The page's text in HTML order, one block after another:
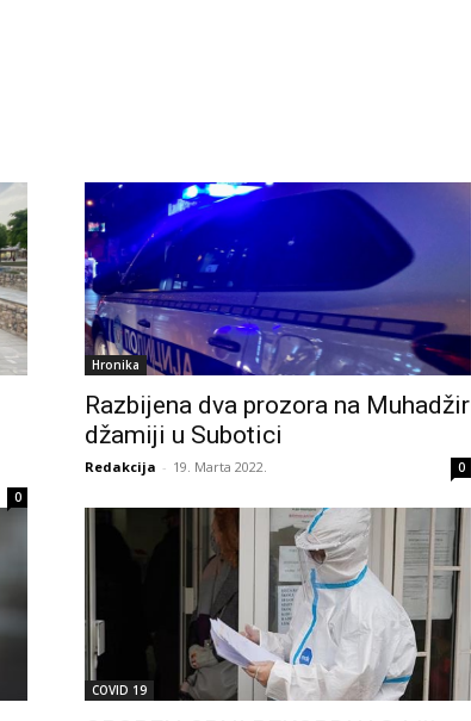
0
Hronika
Razbijena dva prozora na Muhadžir
džamiji u Subotici
Redakcija - 19. Marta 2022. 0
COVID 19